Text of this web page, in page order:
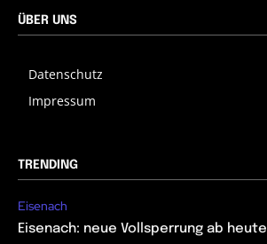
ÜBER UNS
Datenschutz
Impressum
TRENDING
Eisenach
Eisenach: neue Vollsperrung ab heute